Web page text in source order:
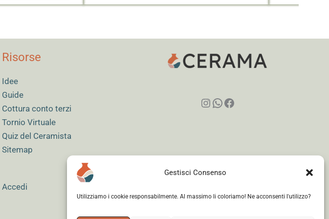
Gestisci Consenso
Utilizziamo i cookie responsabilmente. Al massimo li coloriamo! Ne acconsenti l'utilizzo?
Risorse
Idee
Guide
Cottura conto terzi
Tornio Virtuale
Quiz del Ceramista
Sitemap
Accedi
Instagram
WhatsApp
Facebook